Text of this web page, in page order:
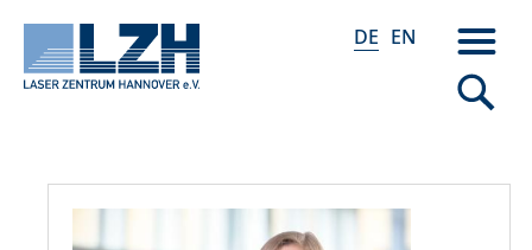
DE EN